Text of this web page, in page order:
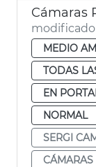
Cámaras
modificado
MEDIO
TODAS
EN
NORMAL
SERGI
CÁMARAS